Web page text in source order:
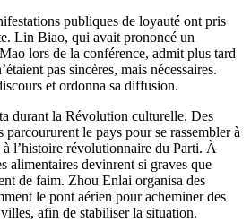
publiques de loyauté ont pris
Lin Biao, qui avait prononcé un
lors de la conférence, admit plus tard
pas sincères, mais nécessaires.
et ordonna sa diffusion.
durant la Révolution culturelle. Des
le pays pour se rassembler à
à l’histoire révolutionnaire du Parti. À
alimentaires devinrent si graves que
de faim. Zhou Enlai organisa des
le pont aérien pour acheminer des
afin de stabiliser la situation.